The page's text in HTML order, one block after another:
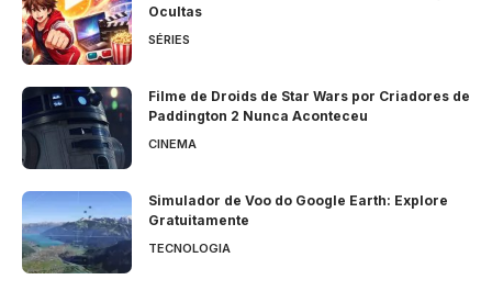
Ocultas
SÉRIES
Filme de Droids de Star Wars por Criadores de
Paddington 2 Nunca Aconteceu
CINEMA
Simulador de Voo do Google Earth: Explore
Gratuitamente
TECNOLOGIA